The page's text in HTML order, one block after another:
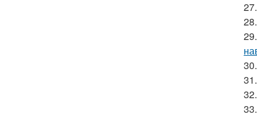
27.
28.
29.
30.
31.
32.
33.